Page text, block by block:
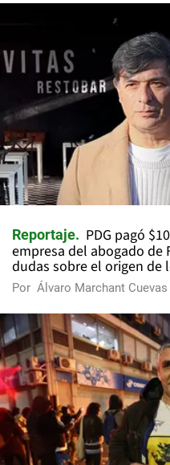
Reportaje
PDG pagó
empresa del abogado de
dudas sobre el origen de
Por Álvaro Marchant Cuevas